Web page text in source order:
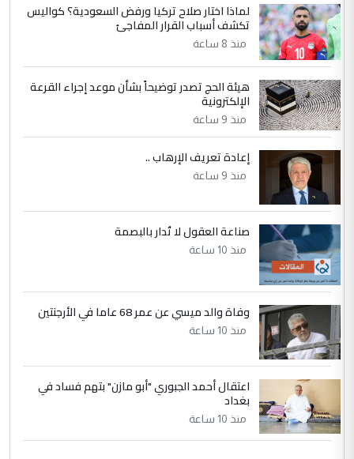
5 عبد الأمير جاسم هليل
التعليق : نحن اباء الطلاب الأوائل على العراق
نتشرف بلقاء السيد احمد الصافي في العتبات
الموضوع :
مكتب السيد احمد الصافي : لا يوجود
لدينا اي حساب على الفيس بوك وتويتر
لماذا اختار صلاح تركيا ورفض السعودية؟ كواليس
تكشف أسباب القرار المفاجئ
منذ 8 ساعة
هيئة الحج تصدر توضيحاً بشأن موعد إجراء القرعة
الإلكترونية
منذ 9 ساعة
إعادة تعريف الإرهاب ..
منذ 9 ساعة
صناعة العقول لا تُدار بالبصمة
منذ 10 ساعة
وفاة والد ميسي عن عمر 68 عاما في الأرجنتين
منذ 10 ساعة
اعتقال أحمد الجبوري "أبو مازن" بتهم فساد في
بغداد
منذ 10 ساعة